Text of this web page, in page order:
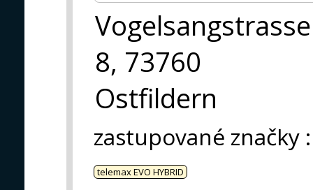
Vogelsangstrasse
8, 73760
Ostfildern
zastupované značky :
telemax EVO HYBRID